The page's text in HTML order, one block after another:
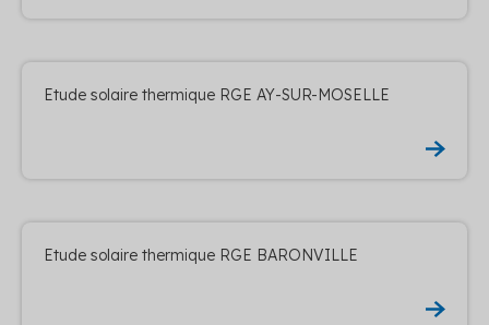
Etude solaire thermique RGE AY-SUR-MOSELLE
Etude solaire thermique RGE BARONVILLE